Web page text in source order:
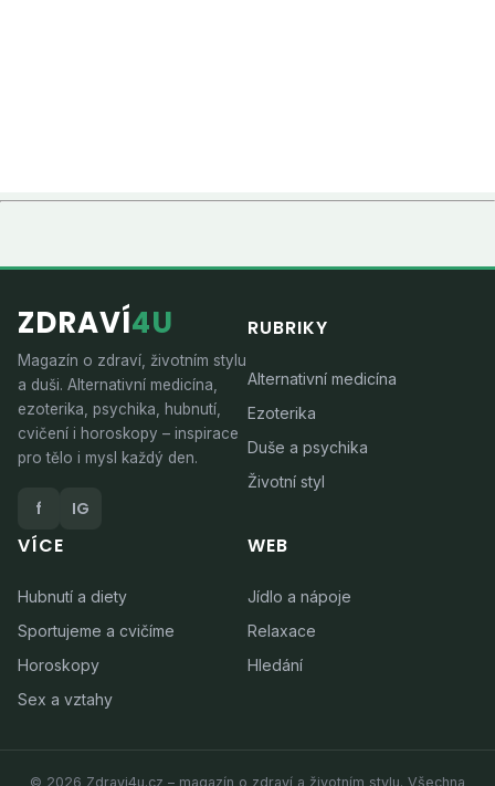
ZDRAVÍ4U
Magazín o zdraví, životním stylu
a duši. Alternativní medicína,
ezoterika, psychika, hubnutí,
cvičení i horoskopy – inspirace
pro tělo i mysl každý den.
f IG
RUBRIKY
Alternativní medicína
Ezoterika
Duše a psychika
Životní styl
VÍCE
Hubnutí a diety
Sportujeme a cvičíme
Horoskopy
Sex a vztahy
WEB
Jídlo a nápoje
Relaxace
Hledání
© 2026 Zdravi4u.cz – magazín o zdraví a životním stylu. Všechna